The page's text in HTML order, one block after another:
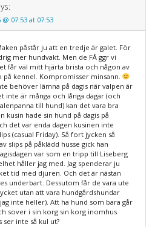
07:53 at 07:53
påstår ju att en tredje är galet. För
mer hundvakt. Men de FÅ ggr vi
får väl mitt hjärta brista och någon av
på kennel. Kompromisser minsann.
behöver lämna på dagis när valpen är
inte är många och långa dagar (och
till hund) kan det vara bra
kusin hade sin hund på dagis på
det var enda dagen kusinen inte
(casual Friday). Så fort jycken så
slips på påklädd husse gick han
var som en tripp till Liseberg
håller jag med. Jag spenderar ju
tid med djuren. Och det är nästan
underbart. Dessutom får de vara ute
utan att vara hundgårdshundar
inte heller). Att ha hund som bara går
sover i sin korg sin korg inomhus
ser inte så kul ut?